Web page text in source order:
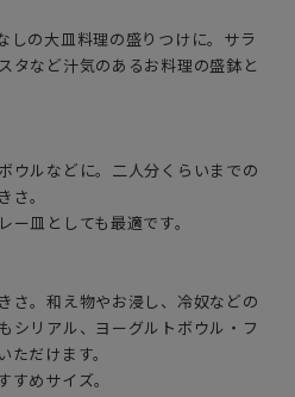
しの大皿料理の盛りつけに。サラ
タなど汁気のあるお料理の盛鉢と
ウルなどに。二人分くらいまでの
さ。
皿としても最適です。
さ。和え物やお浸し、冷奴などの
シリアル、ヨーグルトボウル・フ
だけます。
すめサイズ。